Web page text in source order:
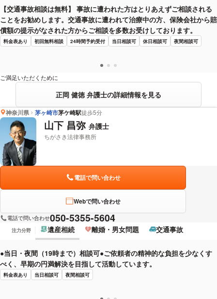
【交通事故相談は無料】 事故に遭われた方はとりあえずご相談される
ことをお勧めします。交通事故に遭われて治療中の方、保険会社から賠
償額の提示がなされた方からご相談を多数お受けしております。
料金表あり 初回無料相談 24時間予約受付 当日相談可 休日相談可 夜間相談可
ご満足いただくために
正岡 健徳 弁護士の詳細情報を見る
神奈川県 茅ヶ崎市茅ケ崎駅徒歩5分
山下 昌弥 弁護士
ちがさき法律事務所
電話で問い合わせ
Webで問い合わせ
電話で問い合わせ050-5355-5604
注力分野 遺産相続 離婚・男女問題 交通事故
●当日・夜間（19時まで）相談可●ご依頼者の精神的な負担を少なくす
べく、早期の円満解決を目指して活動しています。
料金表あり 当日相談可 夜間相談可